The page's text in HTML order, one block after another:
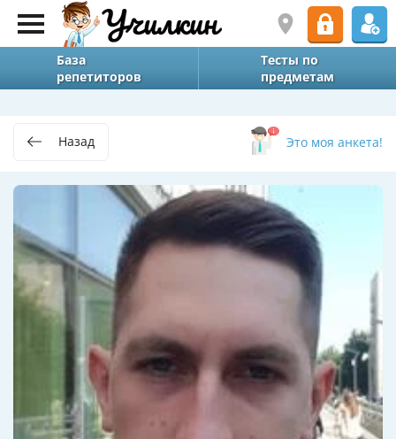
База
репетиторов
Тесты по
предметам
Назад Это моя анкета!